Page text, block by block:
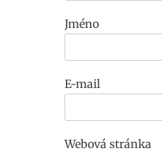
Jméno
E-mail
Webová stránka